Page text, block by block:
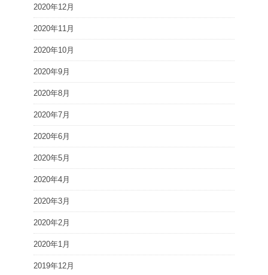
2020年12月
2020年11月
2020年10月
2020年9月
2020年8月
2020年7月
2020年6月
2020年5月
2020年4月
2020年3月
2020年2月
2020年1月
2019年12月